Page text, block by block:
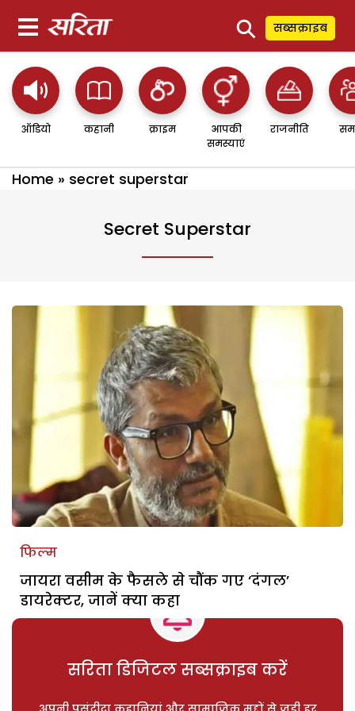
⚲ सब्सक्राइब
ऑडियो कहानी क्राइम
आपकी
समस्याएं
राजनीति
Home » secret superstar
Secret Superstar
फिल्म
जायरा वसीम के फैसले से चौंक गए ‘दंगल’
डायरेक्टर, जानें क्या कहा
सरिता डिजिटल सब्सक्राइब करें